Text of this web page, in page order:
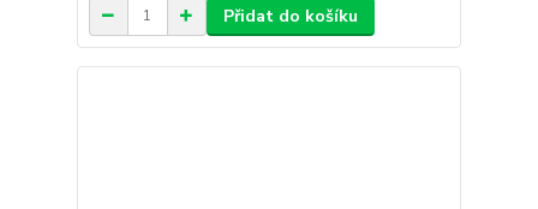
Přidat do košíku